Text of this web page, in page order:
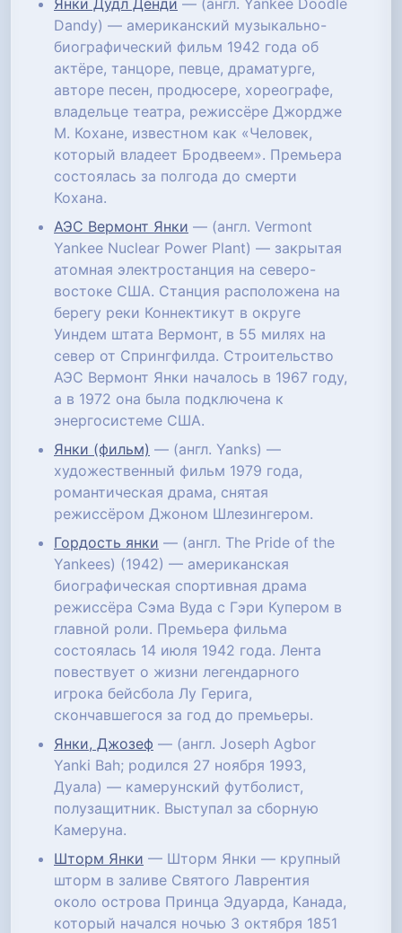
Янки Дудл Денди — (англ. Yankee Doodle
Dandy) — американский музыкально-
биографический фильм 1942 года об
актёре, танцоре, певце, драматурге,
авторе песен, продюсере, хореографе,
владельце театра, режиссёре Джордже
М. Кохане, известном как «Человек,
который владеет Бродвеем». Премьера
состоялась за полгода до смерти
Кохана.
АЭС Вермонт Янки — (англ. Vermont
Yankee Nuclear Power Plant) — закрытая
атомная электростанция на северо-
востоке США. Станция расположена на
берегу реки Коннектикут в округе
Уиндем штата Вермонт, в 55 милях на
север от Спрингфилда. Строительство
АЭС Вермонт Янки началось в 1967 году,
а в 1972 она была подключена к
энергосистеме США.
Янки (фильм) — (англ. Yanks) —
художественный фильм 1979 года,
романтическая драма, снятая
режиссёром Джоном Шлезингером.
Гордость янки — (англ. The Pride of the
Yankees) (1942) — американская
биографическая спортивная драма
режиссёра Сэма Вуда с Гэри Купером в
главной роли. Премьера фильма
состоялась 14 июля 1942 года. Лента
повествует о жизни легендарного
игрока бейсбола Лу Герига,
скончавшегося за год до премьеры.
Янки, Джозеф — (англ. Joseph Agbor
Yanki Bah; родился 27 ноября 1993,
Дуала) — камерунский футболист,
полузащитник. Выступал за сборную
Камеруна.
Шторм Янки — Шторм Янки — крупный
шторм в заливе Святого Лаврентия
около острова Принца Эдуарда, Канада,
который начался ночью 3 октября 1851